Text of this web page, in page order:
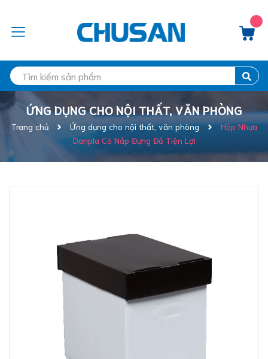
ỨNG DỤNG CHO NỘI THẤT, VĂN PHÒNG
Trang chủ Ứng dụng cho nội thất, văn phòng
Hộp Nhựa
Danpla Có Nắp Đựng Đồ Tiện Lợi